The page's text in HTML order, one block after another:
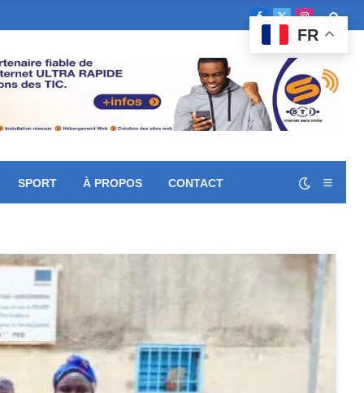
Facebook
X
(Twitter)
SPORT À PROPOS CONTACT
FR